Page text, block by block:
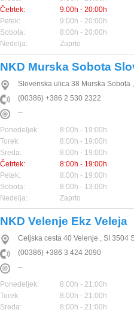
Četrtek:
9:00h - 20:00h
Petek:
9:00h - 20:00h
Sobota:
8:00h - 20:00h
Nedelja:
Zaprto
NKD Murska Sobota
Slovenska ulica 38 Murska Sobota ,
(00386) +386 2 530 2322
--
Ponedeljek:
8:00h - 19:00h
Torek:
8:00h - 19:00h
Sreda:
8:00h - 19:00h
Četrtek:
8:00h - 19:00h
Petek:
8:00h - 19:00h
Sobota:
8:00h - 13:00h
Nedelja:
Zaprto
NKD Velenje Ekz Veleja
Celjska cesta 40 Velenje , SI 3504
(00386) +386 3 424 2090
--
Ponedeljek:
8:00h - 21:00h
Torek:
8:00h - 21:00h
Sreda:
8:00h - 21:00h